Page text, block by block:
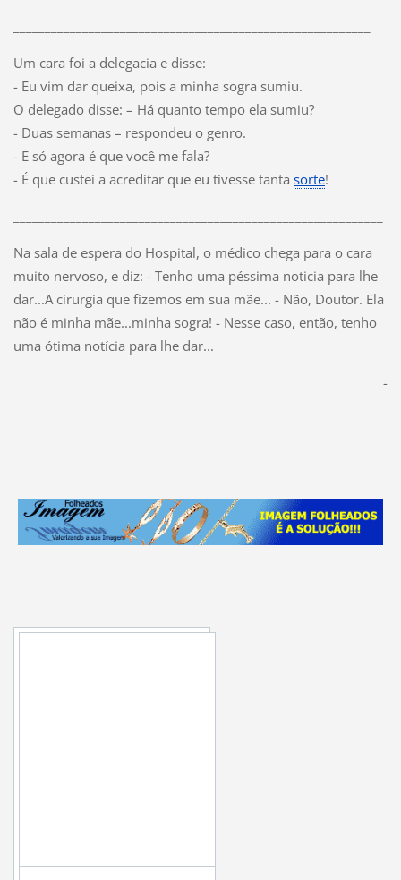
Um cara foi a delegacia e disse:
- Eu vim dar queixa, pois a minha sogra sumiu.
O delegado disse: – Há quanto tempo ela sumiu?
- Duas semanas – respondeu o genro.
- E só agora é que você me fala?
- É que custei a acreditar que eu tivesse tanta sorte!
Na sala de espera do Hospital, o médico chega para o cara
muito nervoso, e diz: - Tenho uma péssima noticia para lhe
dar...A cirurgia que fizemos em sua mãe... - Não, Doutor. Ela
não é minha mãe...minha sogra! - Nesse caso, então, tenho
uma ótima notícia para lhe dar...
___________________________________________________________-